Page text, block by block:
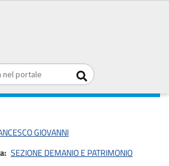
AFFARI GENERALI E
CONTABILI
GIOVANNI
SEZIONE DEMANIO E PATRIMONIO